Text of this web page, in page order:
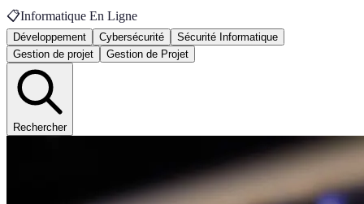
📋Informatique En Ligne
Développement Cybersécurité
Sécurité Informatique
Gestion de projet
Gestion de Projet
Rechercher